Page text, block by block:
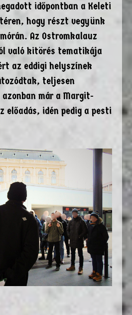
időpontban a Keleti
hogy részt vegyünk
Az Ostromkalauz
való kitörés tematikája
az eddigi helyszínek
teljesen
már a Margit-
előadás, idén pedig a pesti